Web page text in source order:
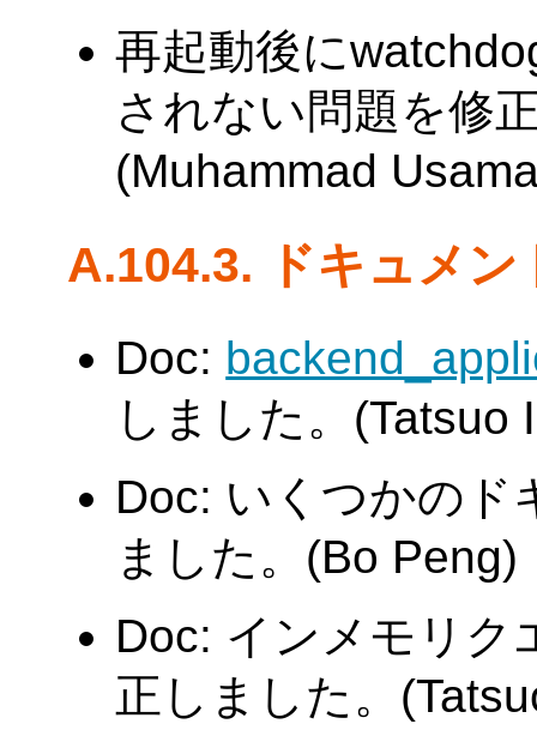
再起動後に
されない問題を修
(Muhammad
A.104.3. ドキュメン
Doc:
しました。(Tatsuo
Doc: いくつかのド
ました。(Bo Peng)
Doc: インメモリク
正しました。